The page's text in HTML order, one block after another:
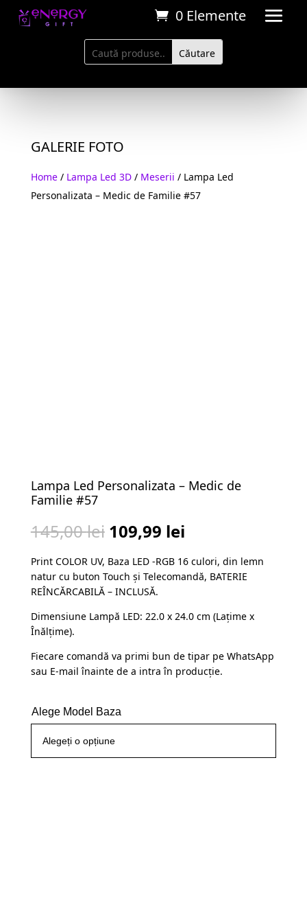
0 Elemente
GALERIE FOTO
Home/ Lampa Led 3D/ Meserii / Lampa Led
Personalizata – Medic de Familie #57
Lampa Led Personalizata – Medic de
Familie #57
145,00lei Prețul
a
fost:
109,99 leiPrețul
este:
109,99 lei.
Print COLOR UV, Baza LED -RGB 16 culori, din lemn
natur cu buton Touch și Telecomandă, BATERIE
REÎNCĂRCABILĂ – INCLUSĂ.
Dimensiune Lampă LED: 22.0 x 24.0 cm (Lațime x
Înălțime).
Fiecare comandă va primi bun de tipar pe WhatsApp
sau E-mail înainte de a intra în producție.
Alege Model Baza